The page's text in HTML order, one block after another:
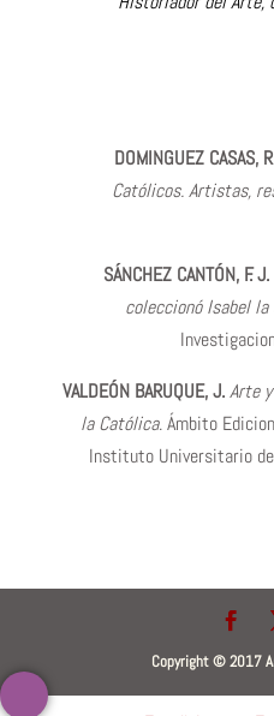
DOMINGUEZ CASAS,
Católicos. Artistas,
SÁNCHEZ CANTÓN, F. J.
coleccionó Isabel
VALDEÓN BARUQUE, J.Arte
la Católica. Ámbito
Instituto Universitario
Copyright © 2017